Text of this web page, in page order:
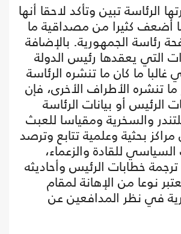
الرئاسة تبين وتأكد لاحقا أنها
أضعف كثيرا من مصداقية ما
رئاسة الجمهورية. بالإضافة
التي يعقدها رئيس الدولة
ما كان ما تنشره الرئاسة
تنشره الأطراف الأخرى، فإن
الرئيس أو بيانات الرئاسة
والسخرية ومقياسا للعبث
بحثية وعلمية تتابع وترصد
للقادة والزعماء،
خطابات الرئيس وأحاديثه
نوعا من الإهانة لمقام
في نظر المدافعين عن